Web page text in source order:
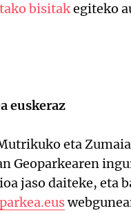
bisitakegiteko
euskeraz
eta
Geoparkearen
jaso daiteke, eta